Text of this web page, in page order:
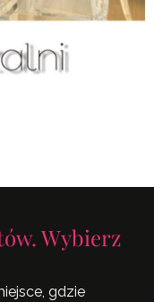
Wybierz
gdzie